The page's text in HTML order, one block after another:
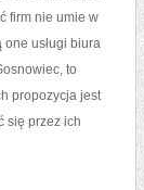
firm nie umie w
usługi biura
to
propozycja jest
się przez ich